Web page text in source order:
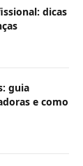
dicas
guia
e como